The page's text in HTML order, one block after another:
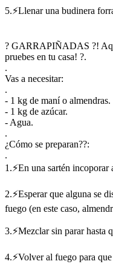
5.⚡Llenar una budinera
? GARRAPIÑADAS ?!
pruebes en tu casa! ?.
.
Vas a necesitar:
.
- 1 kg de maní o almendras.
- 1 kg de azúcar.
- Agua.
.
¿Cómo se preparan??:
.
1.⚡En una sartén incoporar
2.⚡Esperar que alguna se
fuego (en este caso,
3.⚡Mezclar sin parar hasta
4.⚡Volver al fuego para